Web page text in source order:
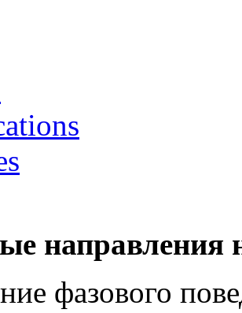
направления
фазового